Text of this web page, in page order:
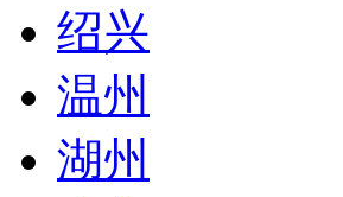
绍兴
温州
湖州